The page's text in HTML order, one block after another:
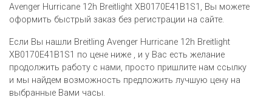
Avenger Hurricane 12h Breitlight XB0170E41B1S1, Вы можете
оформить быстрый заказ без регистрации на сайте.
Если Вы нашли Breitling Avenger Hurricane 12h Breitlight
XB0170E41B1S1 по цене ниже , и у Вас есть желание
продолжить работу с нами, просто пришлите нам ссылку
и мы найдем возможность предложить лучшую цену на
выбранные Вами часы.